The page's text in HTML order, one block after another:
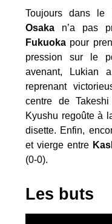
Toujours dans le
Osaka n’a pas
Fukuoka pour
pression sur le
avenant, Lukian
reprenant
centre de
Kyushu regoûte à
disette. Enfin,
et vierge entre
(0-0).
Les buts